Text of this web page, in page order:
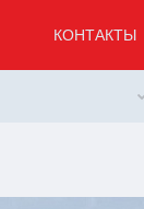
КОНТАКТЫ